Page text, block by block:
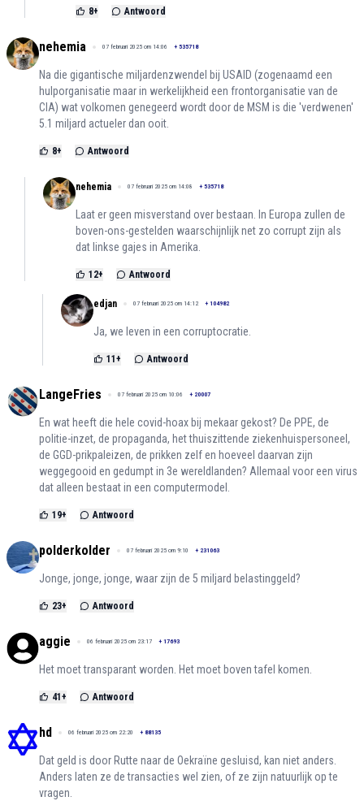
8+ Antwoord
nehemia 07 februari 2025 om 14:06 + 535718
Na die gigantische miljardenzwendel bij USAID (zogenaamd een
hulporganisatie maar in werkelijkheid een frontorganisatie van de
CIA) wat volkomen genegeerd wordt door de MSM is die 'verdwenen'
5.1 miljard actueler dan ooit.
8+ Antwoord
nehemia 07 februari 2025 om 14:08 + 535718
Laat er geen misverstand over bestaan. In Europa zullen de
boven-ons-gestelden waarschijnlijk net zo corrupt zijn als
dat linkse gajes in Amerika.
12+ Antwoord
edjan 07 februari 2025 om 14:12 + 104982
Ja, we leven in een corruptocratie.
11 + Antwoord
LangeFries 07 februari 2025 om 10:06 + 20007
En wat heeft die hele covid-hoax bij mekaar gekost? De PPE, de
politie-inzet, de propaganda, het thuiszittende ziekenhuispersoneel,
de GGD-prikpaleizen, de prikken zelf en hoeveel daarvan zijn
weggegooid en gedumpt in 3e wereldlanden? Allemaal voor een virus
dat alleen bestaat in een computermodel.
19+ Antwoord
polderkolder 07 februari 2025 om 9:10 + 231063
Jonge, jonge, jonge, waar zijn de 5 miljard belastinggeld?
23+ Antwoord
aggie 06 februari 2025 om 23:17 + 17693
Het moet transparant worden. Het moet boven tafel komen.
41 + Antwoord
hd 06 februari 2025 om 22:20 + 88135
Dat geld is door Rutte naar de Oekraïne gesluisd, kan niet anders.
Anders laten ze de transacties wel zien, of ze zijn natuurlijk op te
vragen.